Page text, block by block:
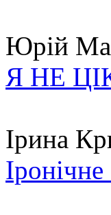
Юрій
Я НЕ
Ірина